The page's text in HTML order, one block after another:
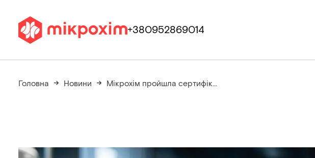
+380952869014
Головна Новини Мікрохім пройшла сертифік...